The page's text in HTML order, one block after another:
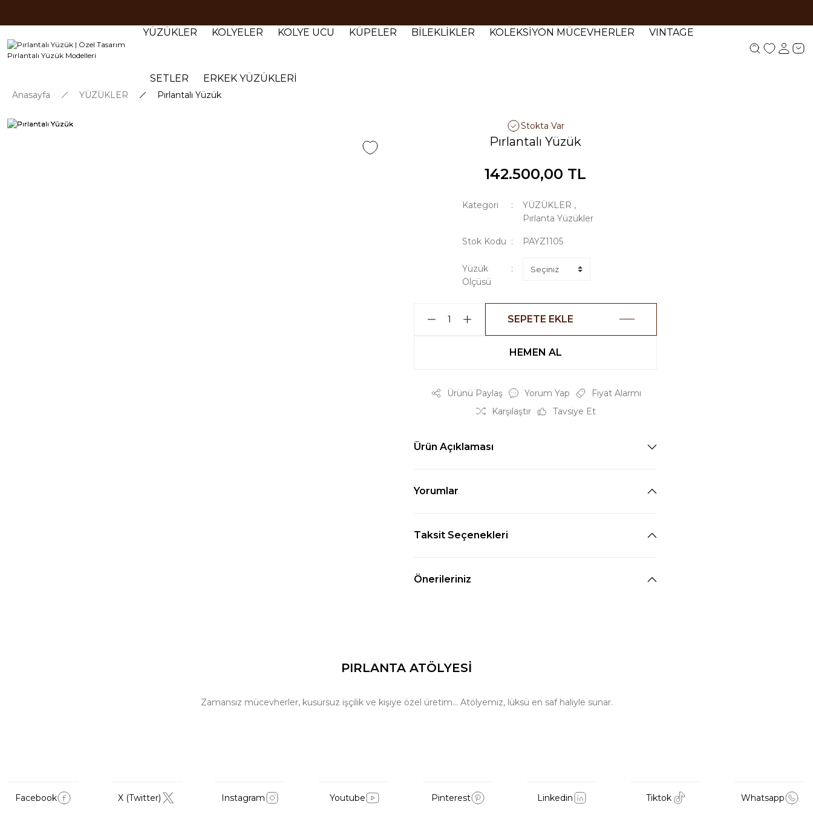
Tüm siparişlerde 1000 TL ve üzeri ücretsiz kargo. #3
YÜZÜKLER KOLYELER KOLYE UCU KÜPELER BİLEKLİKLER KOLEKSİYON MÜCEVHERLER VINTAGE
SETLER ERKEK YÜZÜKLERİ
Anasayfa YÜZÜKLER Pırlantalı Yüzük
Stokta Var
Pırlantalı Yüzük
142.500,00 TL
Kategori YÜZÜKLER ,
Pırlanta Yüzükler
Stok Kodu PAYZ1105
Yüzük
Ölçüsü
SEPETE EKLE
HEMEN AL
Ürünü Paylaş Yorum Yap
Fiyat Alarmı
Karşılaştır
Tavsiye Et
Ürün Açıklaması
Yorumlar
Taksit Seçenekleri
Önerileriniz
PIRLANTA ATÖLYESİ
Zamansız mücevherler, kusursuz işçilik ve kişiye özel üretim… Atölyemiz, lüksü en saf haliyle sunar.
Facebook X (Twitter) Instagram Youtube Pinterest Linkedin Tiktok Whatsapp